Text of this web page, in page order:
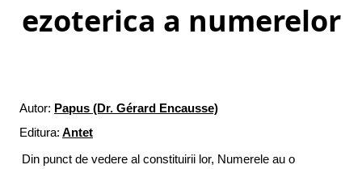
ezoterica a numerelor
Autor: Papus (Dr. Gérard Encausse)
Editura: Antet
Din punct de vedere al constituirii lor, Numerele au o